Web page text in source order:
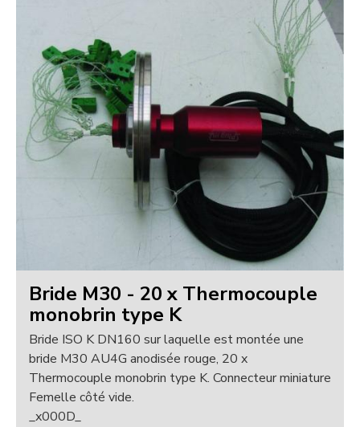
Bride M30 - 20 x Thermocouple
monobrin type K
Bride ISO K DN160 sur laquelle est montée une
bride M30 AU4G anodisée rouge, 20 x
Thermocouple monobrin type K. Connecteur miniature
Femelle côté vide.
_x000D_